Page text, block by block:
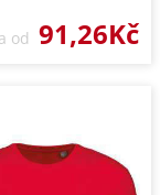
od 91,26Kč